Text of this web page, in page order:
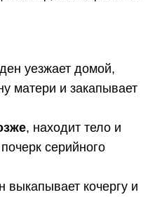
уезжает домой,
матери и закапывает
, находит тело и
серийного
выкапывает кочергу и